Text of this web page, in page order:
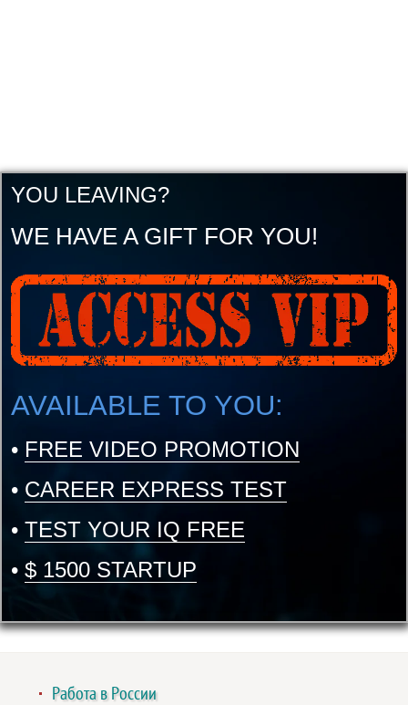
YOU LEAVING?
WE HAVE A GIFT FOR YOU!
AVAILABLE TO YOU:
• FREE VIDEO PROMOTION
• CAREER EXPRESS TEST
• TEST YOUR IQ FREE
• $ 1500 STARTUP
Работа в России